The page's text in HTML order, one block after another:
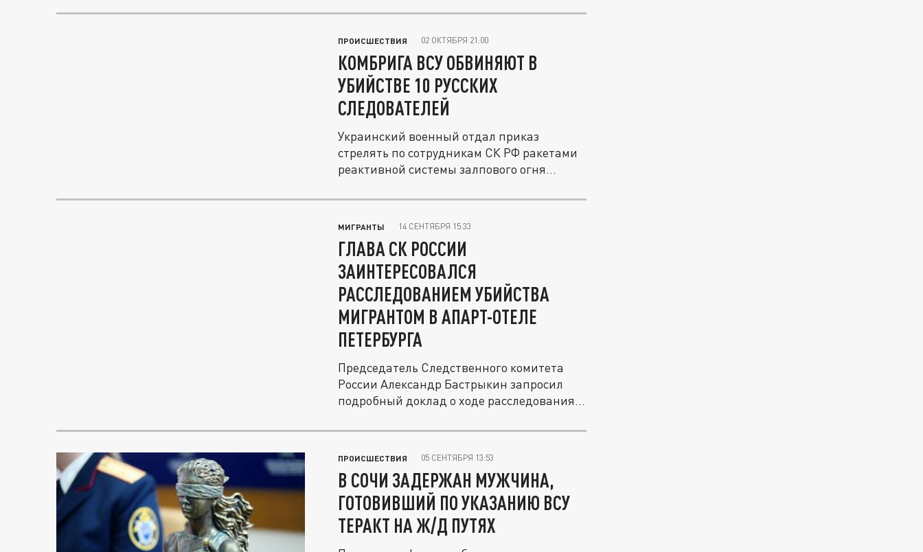
ПРОИСШЕСТВИЯ 02 ОКТЯБРЯ 21:00
КОМБРИГА ВСУ ОБВИНЯЮТ В
УБИЙСТВЕ 10 РУССКИХ
СЛЕДОВАТЕЛЕЙ
Украинский военный отдал приказ
стрелять по сотрудникам СК РФ ракетами
реактивной системы залпового огня...
МИГРАНТЫ 14 СЕНТЯБРЯ 15:33
ГЛАВА СК РОССИИ
ЗАИНТЕРЕСОВАЛСЯ
РАССЛЕДОВАНИЕМ УБИЙСТВА
МИГРАНТОМ В АПАРТ-ОТЕЛЕ
ПЕТЕРБУРГА
Председатель Следственного комитета
России Александр Бастрыкин запросил
подробный доклад о ходе расследования...
ПРОИСШЕСТВИЯ 05 СЕНТЯБРЯ 13:53
В СОЧИ ЗАДЕРЖАН МУЖЧИНА,
ГОТОВИВШИЙ ПО УКАЗАНИЮ ВСУ
ТЕРАКТ НА Ж/Д ПУТЯХ